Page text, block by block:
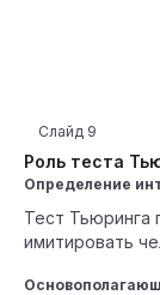
Роль теста
Слайд 9
Определение
Тест Тьюринга
имитировать